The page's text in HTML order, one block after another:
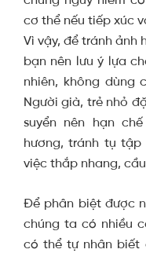
cơ thể nếu tiếp xúc
Vì vậy, để tránh ảnh
bạn nên lưu ý lựa
nhiên, không dùng
Người già, trẻ nhỏ
suyển nên hạn
hương, tránh tụ
việc thắp nhang,
Để phân biệt được
chúng ta có nhiều
có thể tự nhân biết